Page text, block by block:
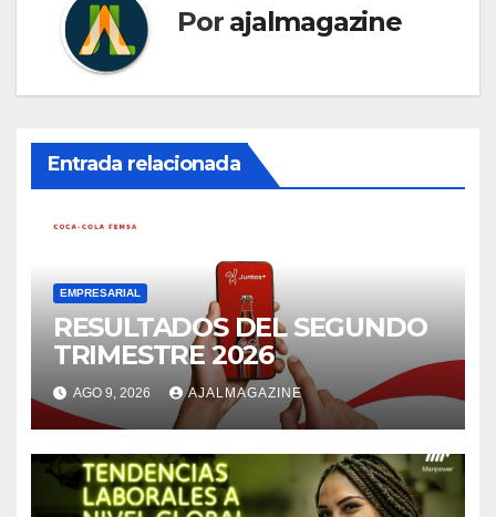
Por ajalmagazine
Entrada relacionada
EMPRESARIAL
RESULTADOS DEL SEGUNDO
TRIMESTRE 2026
AGO 9, 2026 AJALMAGAZINE